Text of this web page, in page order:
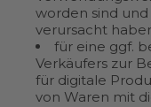
worden sind
verursacht
für eine ggf.
Verkäufers zur
für digitale
von Waren mit